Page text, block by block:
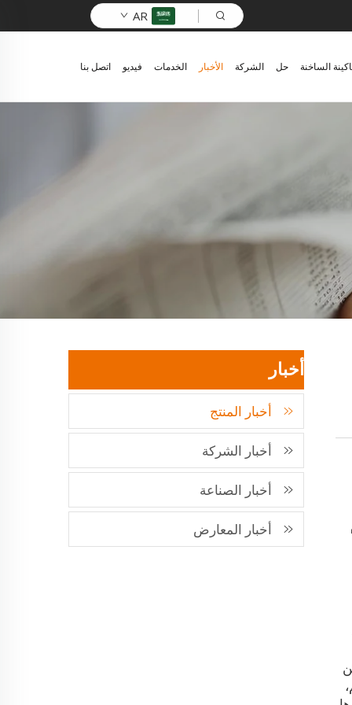
AR
الساخنة حل الشركة الأخبار الخدمات فيديو اتصل بنا
أخبار
أخبار المنتج
أخبار الشركة
أخبار الصناعة
أخبار المعارض